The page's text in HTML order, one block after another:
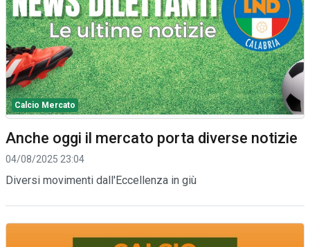
Calcio Mercato
Anche oggi il mercato porta diverse notizie
04/08/2025 23:04
Diversi movimenti dall'Eccellenza in giù